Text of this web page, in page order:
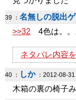
39 ： 名無しの脱出
>>32 4色は。。
ネタバレ内容
40 ： しか：2012-08-31
木箱の裏の椅子